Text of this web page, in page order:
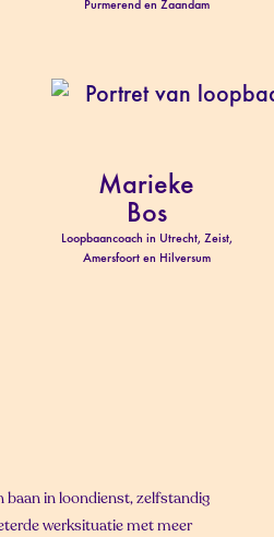
Purmerend en Zaandam
Marieke
Bos
Loopbaancoach in Utrecht, Zeist,
Amersfoort en Hilversum
baan in loondienst, zelfstandig
werksituatie met meer